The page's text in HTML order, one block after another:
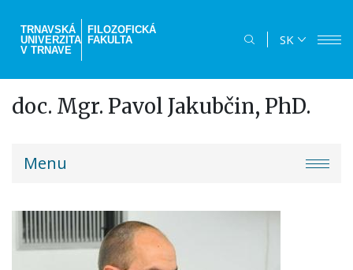
hlavný
TRNAVSKÁ
UNIVERZITA
V TRNAVE
FILOZOFICKÁ
FAKULTA
SK
doc. Mgr. Pavol Jakubčin, PhD.
truni-
Menu